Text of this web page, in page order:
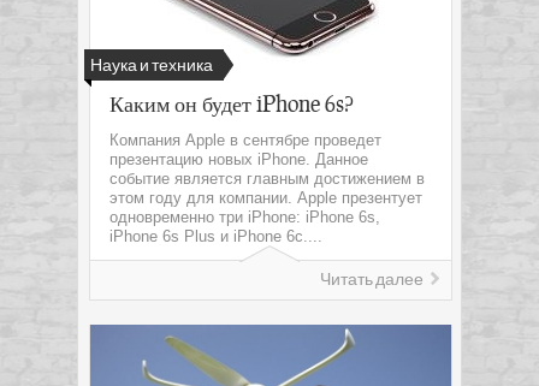
Наука и техника
Каким он будет iPhone 6s?
Компания Apple в сентябре проведет
презентацию новых iPhone. Данное
событие является главным достижением в
этом году для компании. Apple презентует
одновременно три iPhone: iPhone 6s,
iPhone 6s Plus и iPhone 6c....
Читать далее